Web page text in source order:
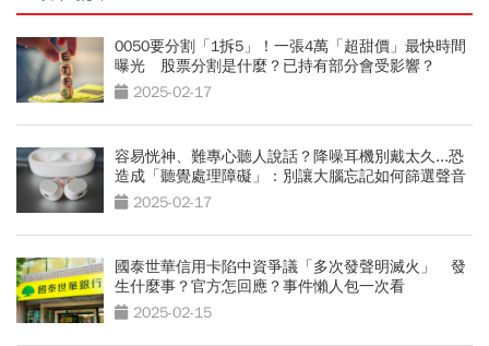
0050要分割「1拆5」！一張4萬「超甜價」最快時間
曝光 股票分割是什麼？已持有部分會受影響？
2025-02-17
容易恍神、難專心聽人說話？降噪耳機別戴太久...恐
造成「聽覺處理障礙」：別讓大腦忘記如何篩選聲音
2025-02-17
國泰世華信用卡陷中資爭議「多次發聲明滅火」 發
生什麼事？官方怎回應？事件懶人包一次看
2025-02-15